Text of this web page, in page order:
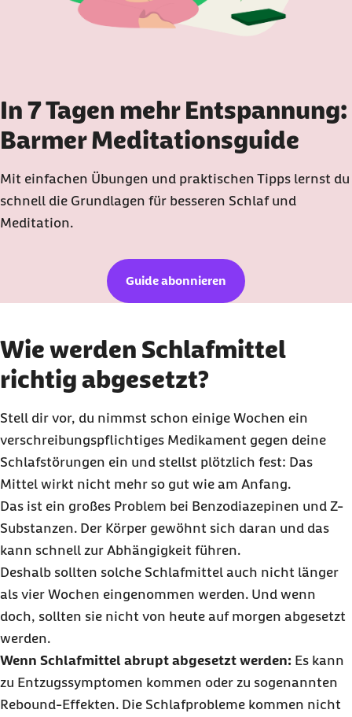
In 7 Tagen mehr Entspannung:
Barmer Meditationsguide
Mit einfachen Übungen und praktischen Tipps lernst du
schnell die Grundlagen für besseren Schlaf und
Meditation.
Guide abonnieren
Wie werden Schlafmittel
richtig abgesetzt?
Stell dir vor, du nimmst schon einige Wochen ein
verschreibungspflichtiges Medikament gegen deine
Schlafstörungen ein und stellst plötzlich fest: Das
Mittel wirkt nicht mehr so gut wie am Anfang.
Das ist ein großes Problem bei Benzodiazepinen und Z-
Substanzen. Der Körper gewöhnt sich daran und das
kann schnell zur Abhängigkeit führen.
Deshalb sollten solche Schlafmittel auch nicht länger
als vier Wochen eingenommen werden. Und wenn
doch, sollten sie nicht von heute auf morgen abgesetzt
werden.
Wenn Schlafmittel abrupt abgesetzt werden: Es kann
zu Entzugssymptomen kommen oder zu sogenannten
Rebound-Effekten. Die Schlafprobleme kommen nicht